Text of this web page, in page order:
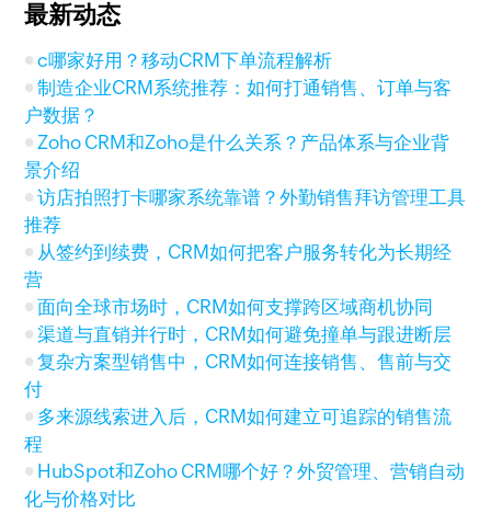
最新动态
c哪家好用？移动CRM下单流程解析
制造企业CRM系统推荐：如何打通销售、订单与客
户数据？
Zoho CRM和Zoho是什么关系？产品体系与企业背
景介绍
访店拍照打卡哪家系统靠谱？外勤销售拜访管理工具
推荐
从签约到续费，CRM如何把客户服务转化为长期经
营
面向全球市场时，CRM如何支撑跨区域商机协同
渠道与直销并行时，CRM如何避免撞单与跟进断层
复杂方案型销售中，CRM如何连接销售、售前与交
付
多来源线索进入后，CRM如何建立可追踪的销售流
程
HubSpot和Zoho CRM哪个好？外贸管理、营销自动
化与价格对比